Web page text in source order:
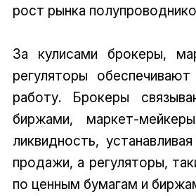
рост рынка
За кулисами брокеры,
регуляторы
работу. Брокеры
биржами, маркет-
ликвидность,
продажи, а регуляторы,
по ценным бумагам и